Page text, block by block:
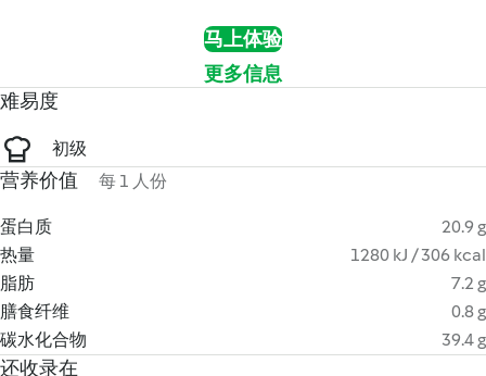
马上体验
更多信息
难易度
初级
营养价值 每 1 人份
蛋白质
20.9 g
热量
1280 kJ / 306 kcal
脂肪
7.2 g
膳食纤维
0.8 g
碳水化合物
39.4 g
还收录在